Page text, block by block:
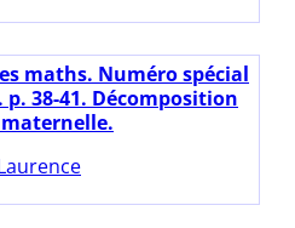
maths. Numéro spécial
38-41. Décomposition